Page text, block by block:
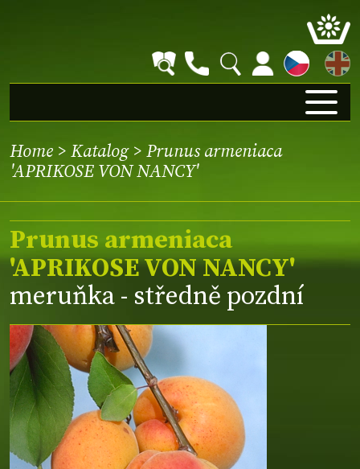
EN
Home > Katalog> Prunus armeniaca
'APRIKOSE VON NANCY'
Prunus armeniaca
'APRIKOSE VON NANCY'
meruňka - středně pozdní